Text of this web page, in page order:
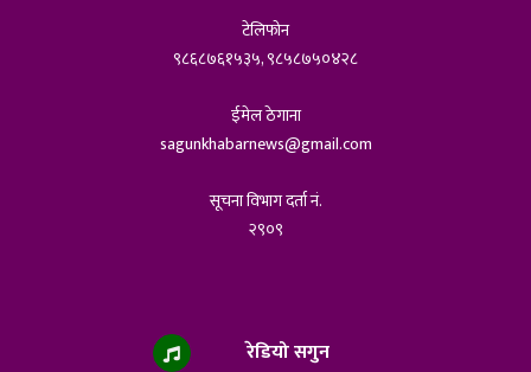
टेलिफोन
९८६८७६१५३५, ९८५८७५०४२८
ईमेल ठेगाना
sagunkhabarnews@gmail.com
सूचना विभाग दर्ता नं.
२९०९
रेडियो सगुन